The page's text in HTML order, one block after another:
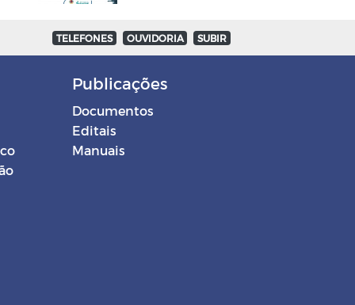
TELEFONES OUVIDORIA SUBIR
Publicações
Documentos
Editais
Manuais